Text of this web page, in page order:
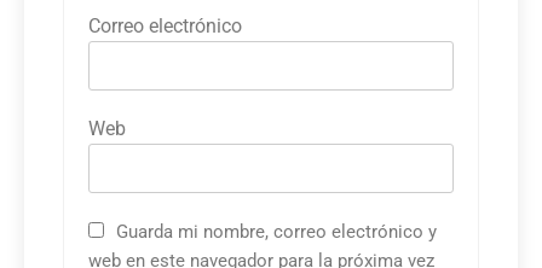
Correo electrónico
Web
Guarda mi nombre, correo electrónico y
web en este navegador para la próxima vez